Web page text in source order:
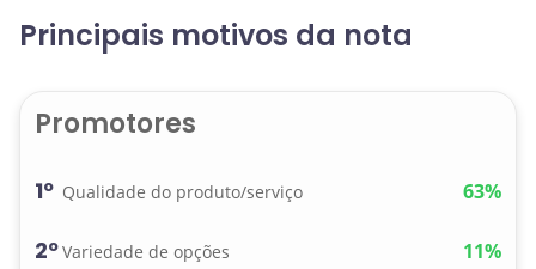
Principais motivos da nota
Promotores
1º Qualidade do produto/serviço 63%
2ºVariedade de opções 11%